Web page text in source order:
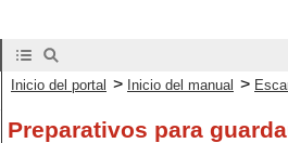
Inicio del portal > Inicio del manual >
Preparativos para